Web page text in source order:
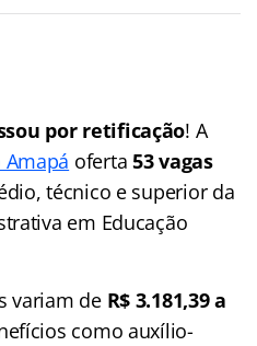
por retificação! A
oferta53 vagas
técnico e superior da
em Educação
variam de R$ 3.181,39 a
como auxílio-